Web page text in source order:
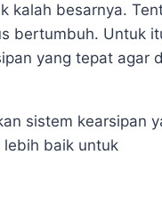
kalah besarnya.
bertumbuh. Untuk
yang tepat agar
sistem kearsipan
baik untuk